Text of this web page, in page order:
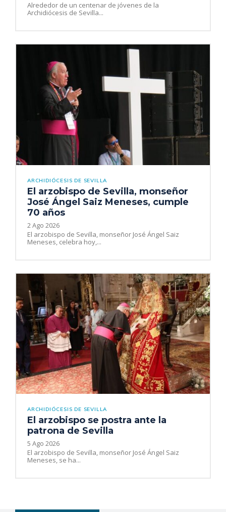
Alrededor de un centenar de jóvenes de la
Archidiócesis de Sevilla...
ARCHIDIÓCESIS DE SEVILLA
El arzobispo de Sevilla, monseñor
José Ángel Saiz Meneses, cumple
70 años
2 Ago 2026
El arzobispo de Sevilla, monseñor José Ángel Saiz
Meneses, celebra hoy,...
ARCHIDIÓCESIS DE SEVILLA
El arzobispo se postra ante la
patrona de Sevilla
5 Ago 2026
El arzobispo de Sevilla, monseñor José Ángel Saiz
Meneses, se ha...